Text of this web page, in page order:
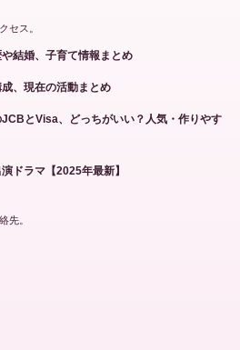
セス。
結婚、子育て情報まとめ
、現在の活動まとめ
JCBとVisa、どっちがいい？人気・作りやす
ドラマ【2025年最新】
先。